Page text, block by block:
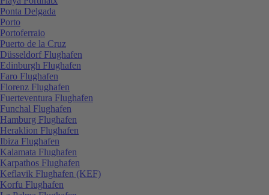
Ponta Delgada
Porto
Portoferraio
Puerto de la Cruz
Düsseldorf Flughafen
Edinburgh Flughafen
Faro Flughafen
Florenz Flughafen
Fuerteventura Flughafen
Funchal Flughafen
Hamburg Flughafen
Heraklion Flughafen
Ibiza Flughafen
Kalamata Flughafen
Karpathos Flughafen
Keflavik Flughafen (KEF)
Korfu Flughafen